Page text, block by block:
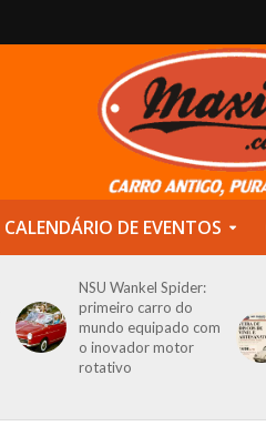
CALENDÁRIO DE EVENTOS
NSU Wankel Spider:
primeiro carro do
mundo equipado com
o inovador motor
rotativo